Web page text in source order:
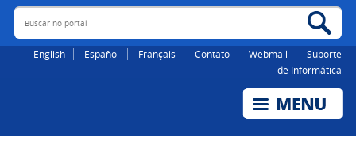
Buscar no portal
English Español Français Contato Webmail
Suporte
de Informática